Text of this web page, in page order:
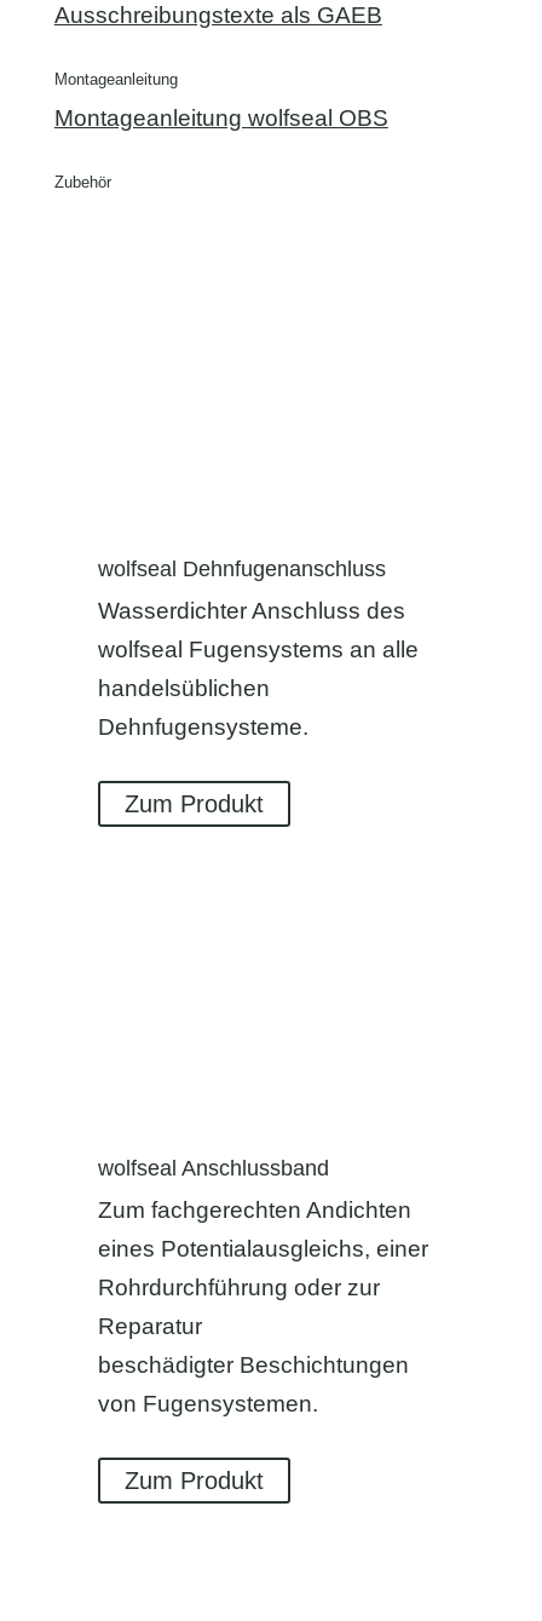
Ausschreibungstexte als GAEB
Montageanleitung
Montageanleitung wolfseal OBS
Zubehör
wolfseal Dehnfugenanschluss
Wasserdichter Anschluss des
wolfseal Fugensystems an alle
handelsüblichen
Dehnfugensysteme.
Zum Produkt
wolfseal Anschlussband
Zum fachgerechten Andichten
eines Potentialausgleichs, einer
Rohrdurchführung oder zur
Reparatur
beschädigter Beschichtungen
von Fugensystemen.
Zum Produkt